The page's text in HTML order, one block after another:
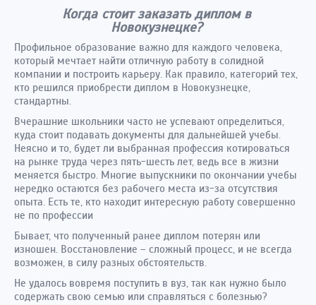
Когда стоит заказать диплом в
Новокузнецке?
Профильное образование важно для каждого человека,
который мечтает найти отличную работу в солидной
компании и построить карьеру. Как правило, категорий тех,
кто решился приобрести диплом в Новокузнецке,
стандартны.
Вчерашние школьники часто не успевают определиться,
куда стоит подавать документы для дальнейшей учебы.
Неясно и то, будет ли выбранная профессия котироваться
на рынке труда через пять-шесть лет, ведь все в жизни
меняется быстро. Многие выпускники по окончании учебы
нередко остаются без рабочего места из-за отсутствия
опыта. Есть те, кто находит интересную работу совершенно
не по профессии
Бывает, что полученный ранее диплом потерян или
изношен. Восстановление – сложный процесс, и не всегда
возможен, в силу разных обстоятельств.
Не удалось вовремя поступить в вуз, так как нужно было
содержать свою семью или справляться с болезнью?